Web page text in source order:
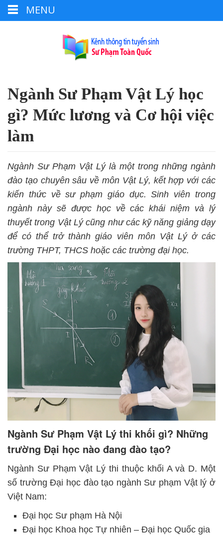
Ngành Sư Phạm Vật Lý học
gì? Mức lương và Cơ hội việc
làm
Ngành Sư Phạm Vật Lý là một trong những ngành
đào tạo chuyên sâu về môn Vật Lý, kết hợp với các
kiến thức về sư phạm giáo dục. Sinh viên trong
ngành này sẽ được học về các khái niệm và lý
thuyết trong Vật Lý cũng như các kỹ năng giảng dạy
để có thể trở thành giáo viên môn Vật Lý ở các
trường THPT, THCS hoặc các trường đại học.
Ngành Sư Phạm Vật Lý thi khối gì? Những
trường Đại học nào đang đào tạo?
Ngành Sư Phạm Vật Lý thi thuộc khối A và D. Một
số trường Đại học đào tạo ngành Sư phạm Vật lý ở
Việt Nam:
Đại học Sư phạm Hà Nội
Đại học Khoa học Tự nhiên – Đại học Quốc gia
MENU